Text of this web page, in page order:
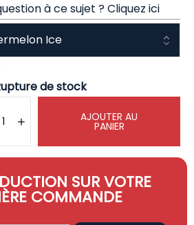
à ce sujet ?Cliquez ici
de stock
AJOUTER AU
PANIER
SUR VOTRE
COMMANDE